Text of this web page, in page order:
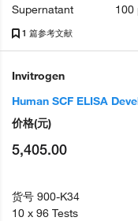
1 篇参考文献
Supernatant
100
Invitrogen
Human SCF ELISA
价格(元)
5,405.00
货号 900-K34
10 x 96 Tests